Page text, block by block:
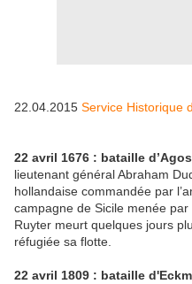
22.04.2015 Service Historique
22 avril 1676 : bataille
lieutenant général Abraham
hollandaise commandée par
campagne de Sicile menée par
Ruyter meurt quelques jours
réfugiée sa flotte.
22 avril 1809 : bataille